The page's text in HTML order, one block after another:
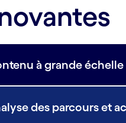
à grande échelle
des parcours et